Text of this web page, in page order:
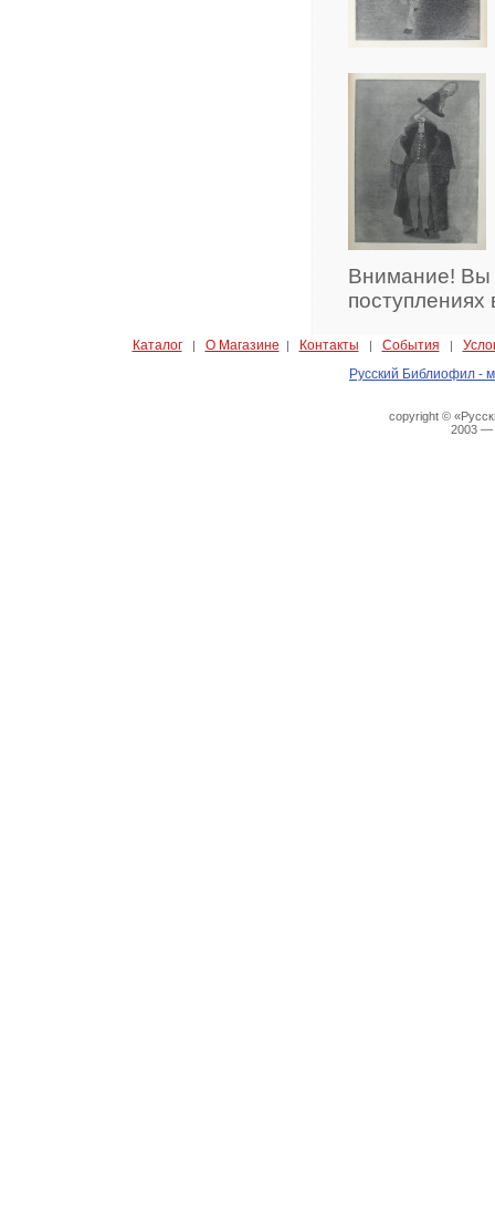
Внимание! Вы
Каталог| О Магазине | Контакты | События |
Русский Библиофил -
copyright ©
2003 —